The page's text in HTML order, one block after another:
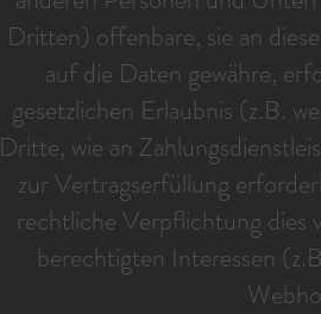
Dritten) offenbare, sie an
auf die Daten gewähre,
gesetzlichen Erlaubnis (z.B.
Dritte, wie an
zur Vertragserfüllung
rechtliche Verpflichtung dies
berechtigten Interessen